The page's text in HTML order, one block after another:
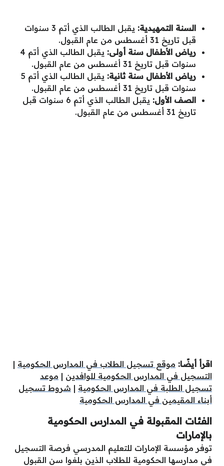
السنة التمهيدية:
يقبل الطالب الذي أتم 3 سنوات
قبل تاريخ 31 أغسطس من عام القبول.
رياض الأطفال سنة أولى:
يقبل الطالب الذي أتم 4
سنوات قبل تاريخ 31 أغسطس من عام القبول.
رياض الأطفال سنة ثانية:
يقبل الطالب الذي أتم 5
سنوات قبل تاريخ 31 أغسطس من عام القبول.
الصف الأول:
يقبل الطالب الذي أتم 6 سنوات قبل
تاريخ 31 أغسطس من عام القبول.
اقرأ أيضًا: موقع تسجيل الطلاب في المدارس الحكومية |
التسجيل في المدارس الحكومية للوافدين | موعد
تسجيل الطلبة في المدارس الحكومية | شروط تسجيل
أبناء المقيمين في المدارس الحكومية
الفئات المقبولة في المدارس الحكومية
بالإمارات
توفر مؤسسة الإمارات للتعليم المدرسي فرصة التسجيل
في مدارسها الحكومية للطلاب الذين بلغوا سن القبول